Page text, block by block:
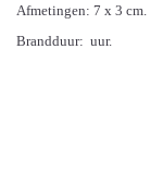
Afmetingen: 7 x 3 cm.
Brandduur: uur.